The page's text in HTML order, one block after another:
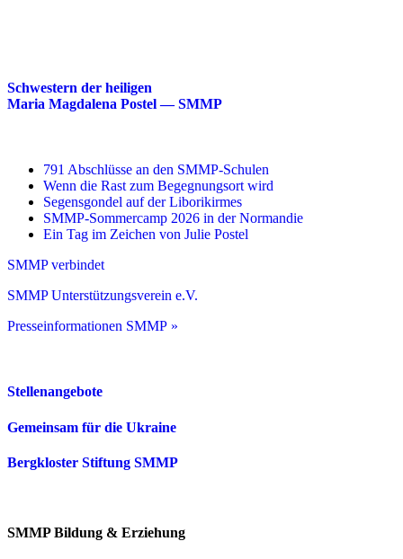
Schwestern der heiligen
Maria Magdalena Postel — SMMP
791 Abschlüsse an den SMMP-Schulen
Wenn die Rast zum Begegnungsort wird
Segensgondel auf der Liborikirmes
SMMP-Sommercamp 2026 in der Normandie
Ein Tag im Zeichen von Julie Postel
SMMP verbindet
SMMP Unterstützungsverein e.V.
Presseinformationen SMMP »
Stellenangebote
Gemeinsam für die Ukraine
Bergkloster Stiftung SMMP
SMMP Bildung & Erziehung